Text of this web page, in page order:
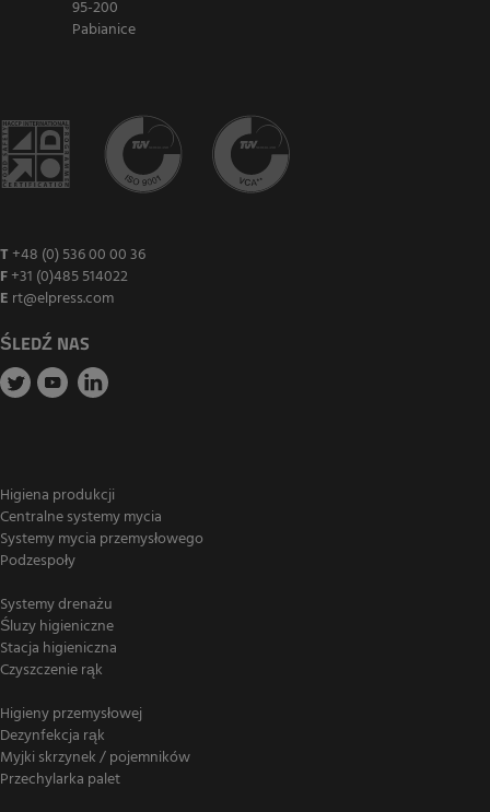
95-200
Pabianice
T +48 (0) 536 00 00 36
F+31 (0)485 514022
E rt@elpress.com
ŚLEDŹ NAS
Higiena produkcji
Centralne systemy mycia
Systemy mycia przemysłowego
Podzespoły
Systemy drenażu
Śluzy higieniczne
Stacja higieniczna
Czyszczenie rąk
Higieny przemysłowej
Dezynfekcja rąk
Myjki skrzynek / pojemników
Przechylarka palet